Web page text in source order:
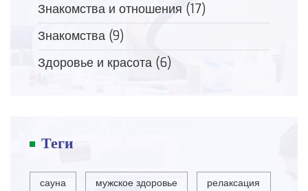
Знакомства и отношения (17)
Знакомства (9)
Здоровье и красота (6)
Теги
сауна мужское здоровье релаксация